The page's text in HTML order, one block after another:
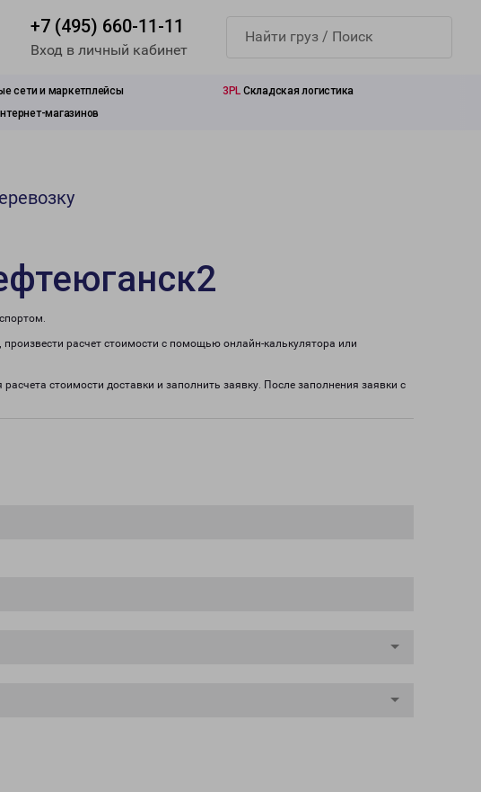
+7 (495) 660-11-11
Вход в личный кабинет
сети и маркетплейсы 3PL Складская логистика
магазинов
расчет стоимости с помощью онлайн-калькулятора или
стоимости доставки и заполнить заявку. После заполнения заявки с